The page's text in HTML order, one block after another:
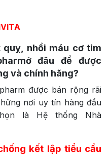
nhồi máu cơ tim
đâu để được
và chính hãng?
được bán rộng rãi
nơi uy tín hàng đầu
là Hệ thống Nhà
kết lập tiểu cầu